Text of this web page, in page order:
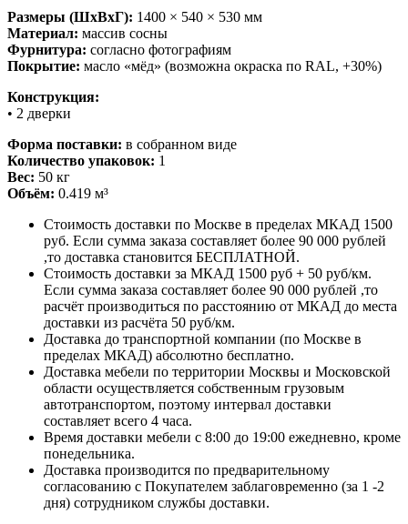
Размеры (ШхВхГ): 1400 × 540 × 530 мм
Материал: массив сосны
Фурнитура: согласно фотографиям
Покрытие: масло «мёд» (возможна окраска по RAL, +30%)
Конструкция:
• 2 дверки
Форма поставки: в собранном виде
Количество упаковок: 1
Вес: 50 кг
Объём: 0.419 м³
Стоимость доставки по Москве в пределах МКАД 1500
руб. Если сумма заказа составляет более 90 000 рублей
,то доставка становится БЕСПЛАТНОЙ.
Стоимость доставки за МКАД 1500 руб + 50 руб/км.
Если сумма заказа составляет более 90 000 рублей ,то
расчёт производиться по расстоянию от МКАД до места
доставки из расчёта 50 руб/км.
Доставка до транспортной компании (по Москве в
пределах МКАД) абсолютно бесплатно.
Доставка мебели по территории Москвы и Московской
области осуществляется собственным грузовым
автотранспортом, поэтому интервал доставки
составляет всего 4 часа.
Время доставки мебели с 8:00 до 19:00 ежедневно, кроме
понедельника.
Доставка производится по предварительному
согласованию с Покупателем заблаговременно (за 1 -2
дня) сотрудником службы доставки.